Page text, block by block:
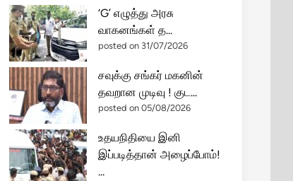
‘G’ எழுத்து அரசு
வாகனங்கள் த...
posted on 31/07/2026
சவுக்கு சங்கர் மகனின்
தவறான முடிவு ! குட...
posted on 05/08/2026
உதயநிதியை இனி
இப்படித்தான் அழைப்போம்!
...